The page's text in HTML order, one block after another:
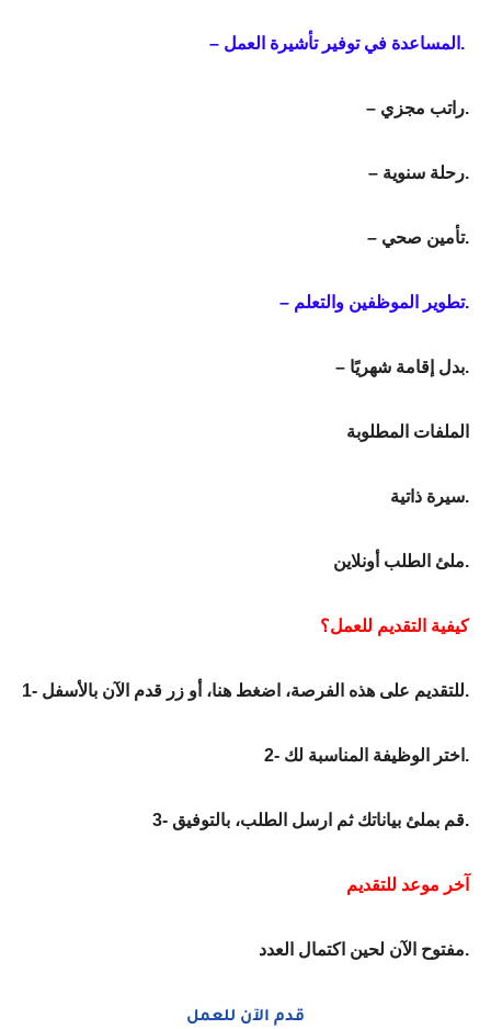
– المساعدة في توفير تأشيرة العمل.
– راتب مجزي.
– رحلة سنوية.
– تأمين صحي.
– تطوير الموظفين والتعلم.
– بدل إقامة شهريًا.
الملفات المطلوبة
سيرة ذاتية.
ملئ الطلب أونلاين.
كيفية التقديم للعمل؟
1- للتقديم على هذه الفرصة، اضغط هنا، أو زر قدم الآن بالأسفل.
2- اختر الوظيفة المناسبة لك.
3- قم بملئ بياناتك ثم ارسل الطلب، بالتوفيق.
آخر موعد للتقديم
مفتوح الآن لحين اكتمال العدد.
قدم الآن للعمل